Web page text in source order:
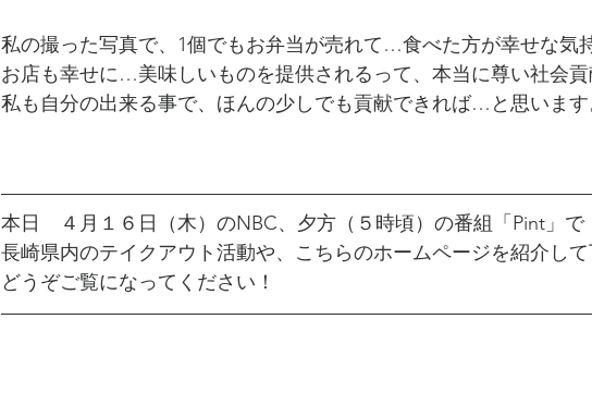
私の撮った写真で、1個でもお弁当が売れて…食べた方が幸せな気
お店も幸せに…美味しいものを提供されるって、本当に尊い社会貢
私も自分の出来る事で、ほんの少しでも貢献できれば…と思います
本日　４月１６日（木）のNBC、夕方（５時頃）の番組「Pint」で
長崎県内のテイクアウト活動や、こちらのホームページを紹介して
どうぞご覧になってください！